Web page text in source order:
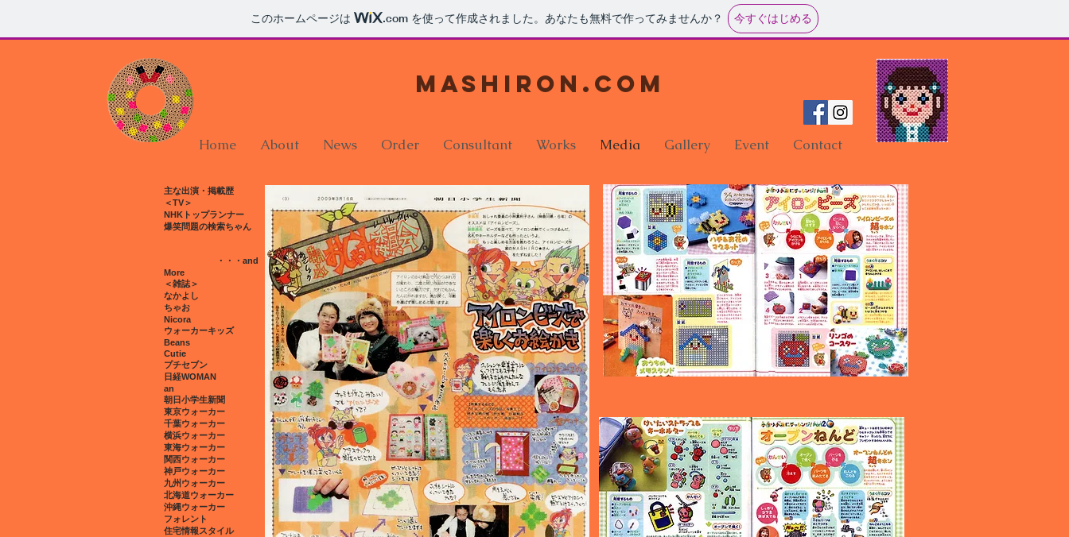
このホームページは .com を使って作成されました。あなたも無料で作ってみませんか？ 今すぐはじめる
mashiron.com
Home About News Order Consultant Works Media Gallery Event Contact
主な出演・掲載歴
​＜TV＞
NHKトップランナー
爆笑問題の検索ちゃん
・・・and
More
＜雑誌＞
なかよし
ちゃお
Nicora
​ウォーカーキッズ
Beans
Cutie
​プチセブン
日経WOMAN
an
朝日小学生新聞
東京ウォーカー
千葉ウォーカー
横浜ウォーカー
東海ウォーカー
関西ウォーカー
​神戸ウォーカー
九州ウォーカー
北海道ウォーカー
沖縄ウォーカー
フォレント
住宅情報スタイル